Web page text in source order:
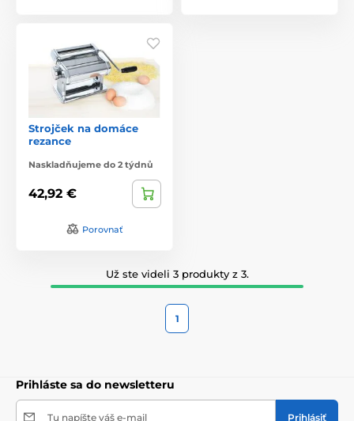
Strojček na domáce
rezance
Naskladňujeme do 2 týdnů
42,92 €
Porovnať
Už ste videli 3 produkty z 3.
1
Prihláste sa do newsletteru
Tu napíšte váš e-mail Prihlásiť